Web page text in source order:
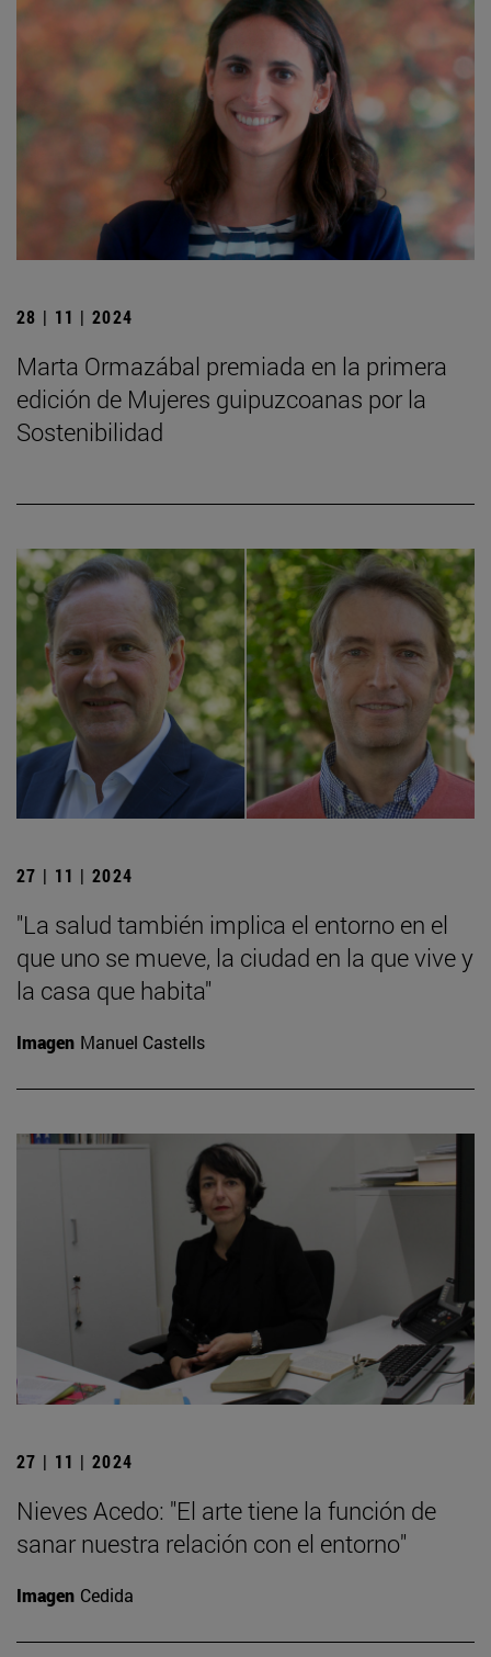
28 | 11 | 2024
Marta Ormazábal premiada en la primera
edición de Mujeres guipuzcoanas por la
Sostenibilidad
27 | 11 | 2024
"La salud también implica el entorno en el
que uno se mueve, la ciudad en la que vive y
la casa que habita"
Imagen Manuel Castells
27 | 11 | 2024
Nieves Acedo: "El arte tiene la función de
sanar nuestra relación con el entorno"
Imagen Cedida